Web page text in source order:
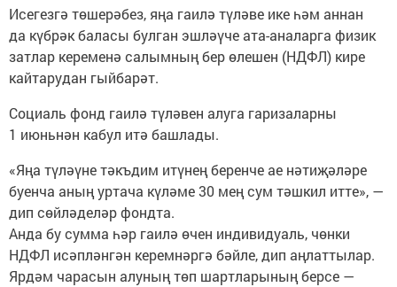
Исегезгә төшерәбез, яңа гаилә түләве ике һәм аннан
да күбрәк баласы булган эшләүче ата-аналарга физик
затлар кеременә салымның бер өлешен (НДФЛ) кире
кайтарудан гыйбарәт.
Социаль фонд гаилә түләвен алуга гаризаларны
1 июньнән кабул итә башлады.
«Яңа түләүне тәкъдим итүнең беренче ае нәтиҗәләре
буенча аның уртача күләме 30 мең сум тәшкил итте», —
дип сөйләделәр фондта.
Анда бу сумма һәр гаилә өчен индивидуаль, чөнки
НДФЛ исәпләнгән керемнәргә бәйле, дип аңлаттылар.
Ярдәм чарасын алуның төп шартларының берсе —